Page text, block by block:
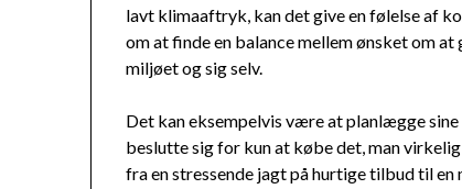
lavt klimaaftryk, kan det give en følelse af
om at finde en balance mellem ønsket om
miljøet og sig selv.
Det kan eksempelvis være at planlægge
beslutte sig for kun at købe det, man
fra en stressende jagt på hurtige tilbud til